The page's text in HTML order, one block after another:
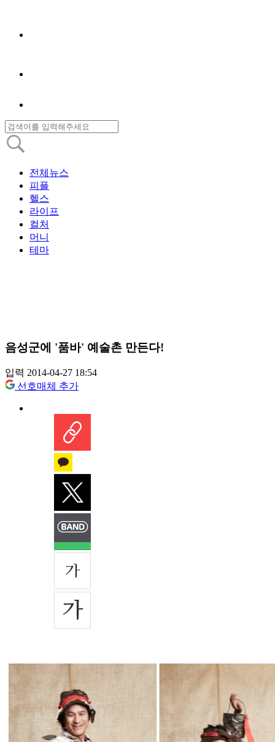
전체뉴스
피플
헬스
라이프
컬처
머니
테마
음성군에 '품바' 예술촌 만든다!
입력 2014-04-27 18:54
선호매체 추가